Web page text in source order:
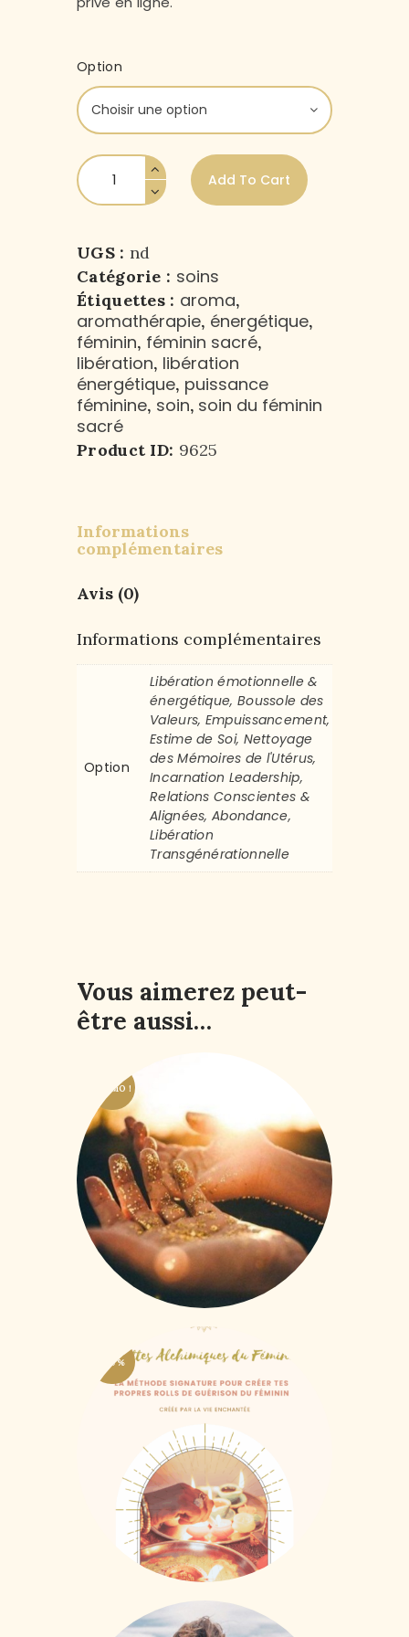
Option
Add To Cart
UGS : nd
Catégorie : soins
Étiquettes : aroma,
aromathérapie, énergétique,
féminin, féminin sacré,
libération, libération
énergétique, puissance
féminine, soin, soin du féminin
sacré
Product ID: 9625
Informations
complémentaires
Avis (0)
Informations complémentaires
Option
Libération émotionnelle &
énergétique, Boussole des
Valeurs, Empuissancement,
Estime de Soi, Nettoyage
des Mémoires de l'Utérus,
Incarnation Leadership,
Relations Conscientes &
Alignées, Abondance,
Libération
Transgénérationnelle
Vous aimerez peut-
être aussi…
PROMO !
Protocoles de Soins
énergétiques
19,83€ – 89 ,25 €
HTVA + 21% de
TVA
-50%
Recettes Alchimiques
62 € HTVA + 21% de TVA